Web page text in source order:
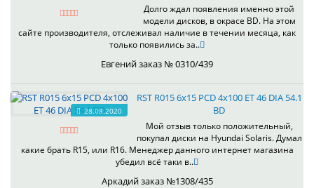
Долго ждал появления именно этой
модели дисков, в окрасе BD. На этом
сайте производителя, отслеживал наличие в течении месяца, как
только появились за..
Евгений заказ № 0310/439
28.08.2020
RST R015 6x15 PCD 4x100 ET 46 DIA 54.1
BD
Мой отзыв только положительный,
покупал диски на Hyundai Solaris. Думал
какие брать R15, или R16. Менеджер данного интернет магазина
убедил всё таки в..
Аркадий заказ №1308/435